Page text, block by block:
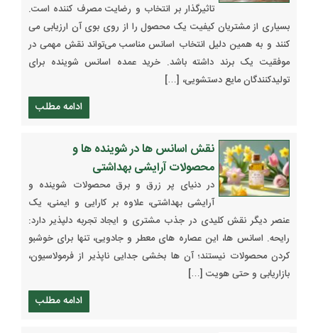
تاثیرگذار بر انتخاب و رضایت مصرف کننده است.
بسیاری از مشتریان کیفیت یک محصول را از روی بوی آن ارزیابی می
کنند و به همین دلیل انتخاب اسانس مناسب می‌تواند نقش مهمی در
موفقیت یک برند داشته باشد. خرید عمده اسانس شوینده برای
تولیدکنندگان مایع دستشویی، […]
ادامه مطلب
نقش اسانس ها در شوینده ها و
محصولات آرایشی بهداشتی
در دنیای پر زرق و برق محصولات شوینده و
آرایشی بهداشتی، علاوه بر کارایی و ایمنی، یک
عنصر دیگر نقش کلیدی در جذب مشتری و ایجاد تجربه دلپذیر دارد:
رایحه. اسانس ها، این عصاره های معطر و جادویی، تنها برای خوشبو
کردن محصولات نیستند؛ آن ها بخشی جدایی ناپذیر از فرمولاسیون،
بازاریابی و حتی هویت […]
ادامه مطلب